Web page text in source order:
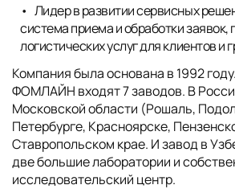
Лидер в развитии сервисных
система приема и обработки заявок,
логистических услуг для клиентов и
Компания была основана в 1992
ФОМЛАЙН входят 7 заводов. В
Московской области (Рошаль,
Петербурге, Красноярске,
Ставропольском крае. И завод в
две большие лаборатории и
исследовательский центр.